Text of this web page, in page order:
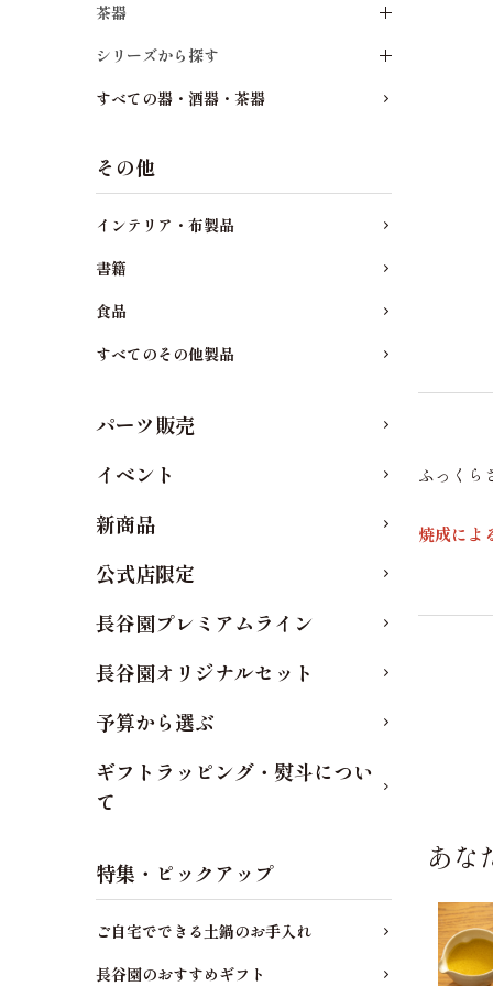
ふっくら
焼成によ
あな
茶器
シリーズから探す
すべての器・酒器・茶器
その他
インテリア・布製品
書籍
食品
すべてのその他製品
パーツ販売
イベント
新商品
公式店限定
長谷園プレミアムライン
長谷園オリジナルセット
予算から選ぶ
ギフトラッピング・熨斗につい
て
特集・ピックアップ
ご自宅でできる土鍋のお手入れ
長谷園のおすすめギフト